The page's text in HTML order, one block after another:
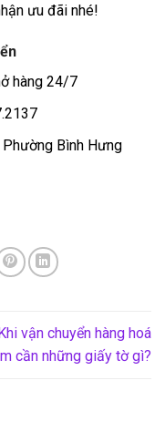
ưu đãi nhé!
hàng 24/7
Bình Hưng
Khi vận chuyển hàng hoá
cần những giấy tờ gì?